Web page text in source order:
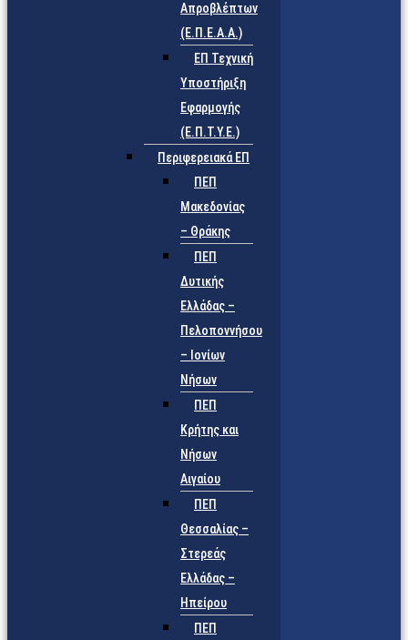
Απροβλέπτων
(Ε.Π.Ε.Α.Α.)
ΕΠ Τεχνική
Υποστήριξη
Εφαρμογής
(Ε.Π.Τ.Υ.Ε.)
Περιφερειακά ΕΠ
ΠΕΠ
Μακεδονίας
– Θράκης
ΠΕΠ
Δυτικής
Ελλάδας –
Πελοποννήσου
– Ιονίων
Νήσων
ΠΕΠ
Κρήτης και
Νήσων
Αιγαίου
ΠΕΠ
Θεσσαλίας –
Στερεάς
Ελλάδας –
Ηπείρου
ΠΕΠ